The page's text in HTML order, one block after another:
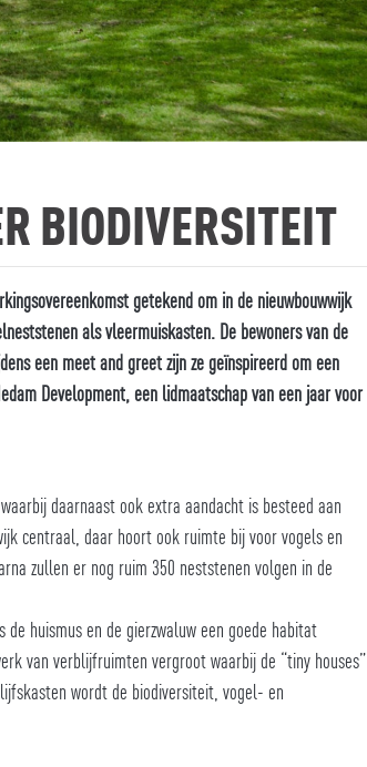
BIODIVERSITEIT
getekend om in de nieuwbouwwijk
als vleermuiskasten. De bewoners van de
een meet and greet zijn ze geïnspireerd om een
Development, een lidmaatschap van een jaar voor
daarnaast ook extra aandacht is besteed aan
centraal, daar hoort ook ruimte bij voor vogels en
zullen er nog ruim 350 neststenen volgen in de
huismus en de gierzwaluw een goede habitat
van verblijfruimten vergroot waarbij de “tiny houses”
wordt de biodiversiteit, vogel- en